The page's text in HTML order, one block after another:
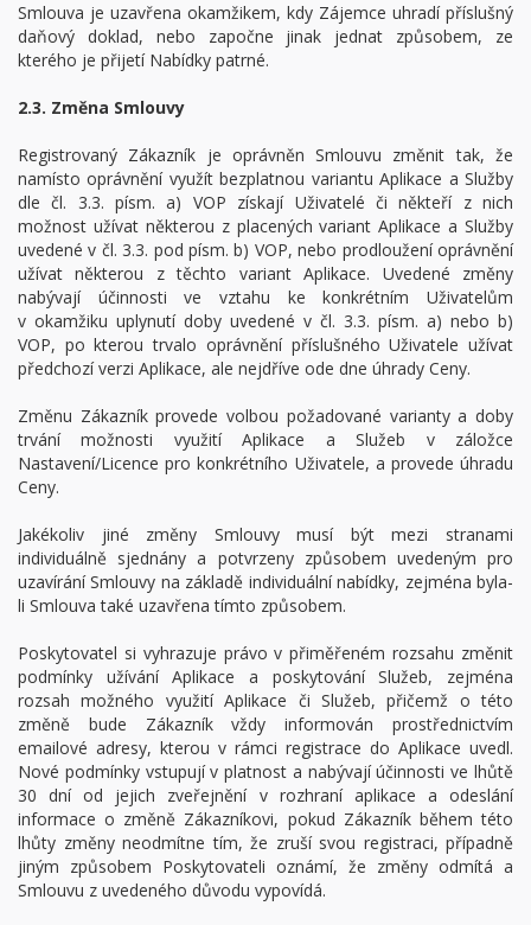
Smlouva je uzavřena okamžikem, kdy Zájemce uhradí příslušný
daňový doklad, nebo započne jinak jednat způsobem, ze
kterého je přijetí Nabídky patrné.
2.3. Změna Smlouvy
Registrovaný Zákazník je oprávněn Smlouvu změnit tak, že
namísto oprávnění využít bezplatnou variantu Aplikace a Služby
dle čl. 3.3. písm. a) VOP získají Uživatelé či někteří z nich
možnost užívat některou z placených variant Aplikace a Služby
uvedené v čl. 3.3. pod písm. b) VOP, nebo prodloužení oprávnění
užívat některou z těchto variant Aplikace. Uvedené změny
nabývají účinnosti ve vztahu ke konkrétním Uživatelům
v okamžiku uplynutí doby uvedené v čl. 3.3. písm. a) nebo b)
VOP, po kterou trvalo oprávnění příslušného Uživatele užívat
předchozí verzi Aplikace, ale nejdříve ode dne úhrady Ceny.
Změnu Zákazník provede volbou požadované varianty a doby
trvání možnosti využití Aplikace a Služeb v záložce
Nastavení/Licence pro konkrétního Uživatele, a provede úhradu
Ceny.
Jakékoliv jiné změny Smlouvy musí být mezi stranami
individuálně sjednány a potvrzeny způsobem uvedeným pro
uzavírání Smlouvy na základě individuální nabídky, zejména byla-
li Smlouva také uzavřena tímto způsobem.
Poskytovatel si vyhrazuje právo v přiměřeném rozsahu změnit
podmínky užívání Aplikace a poskytování Služeb, zejména
rozsah možného využití Aplikace či Služeb, přičemž o této
změně bude Zákazník vždy informován prostřednictvím
emailové adresy, kterou v rámci registrace do Aplikace uvedl.
Nové podmínky vstupují v platnost a nabývají účinnosti ve lhůtě
30 dní od jejich zveřejnění v rozhraní aplikace a odeslání
informace o změně Zákazníkovi, pokud Zákazník během této
lhůty změny neodmítne tím, že zruší svou registraci, případně
jiným způsobem Poskytovateli oznámí, že změny odmítá a
Smlouvu z uvedeného důvodu vypovídá.